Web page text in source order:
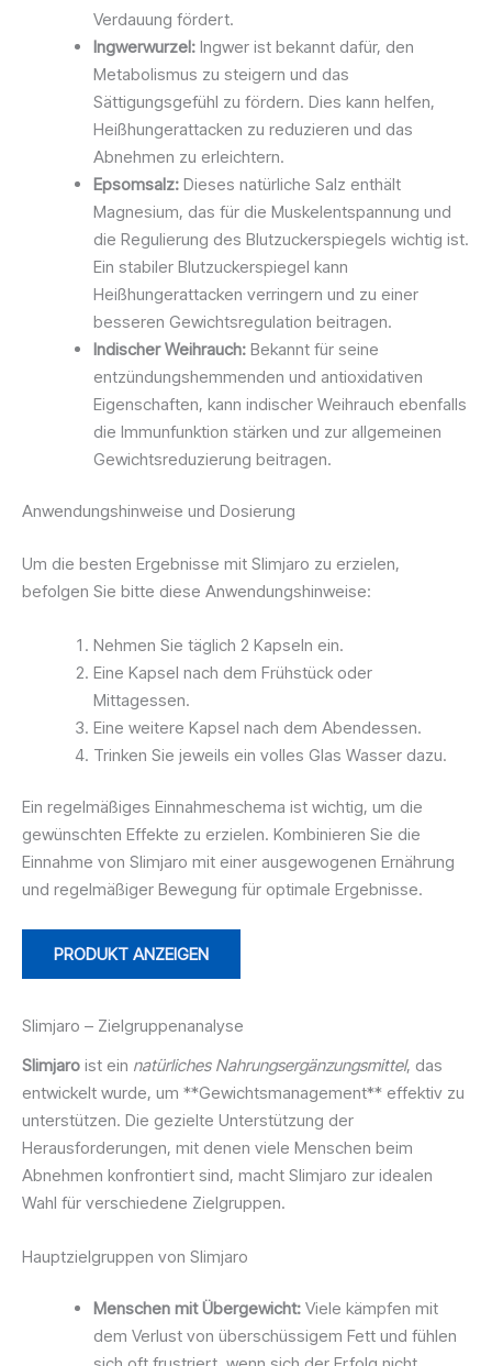
Verdauung fördert.
Ingwerwurzel: Ingwer ist bekannt dafür, den
Metabolismus zu steigern und das
Sättigungsgefühl zu fördern. Dies kann helfen,
Heißhungerattacken zu reduzieren und das
Abnehmen zu erleichtern.
Epsomsalz: Dieses natürliche Salz enthält
Magnesium, das für die Muskelentspannung und
die Regulierung des Blutzuckerspiegels wichtig ist.
Ein stabiler Blutzuckerspiegel kann
Heißhungerattacken verringern und zu einer
besseren Gewichtsregulation beitragen.
Indischer Weihrauch: Bekannt für seine
entzündungshemmenden und antioxidativen
Eigenschaften, kann indischer Weihrauch ebenfalls
die Immunfunktion stärken und zur allgemeinen
Gewichtsreduzierung beitragen.
Anwendungshinweise und Dosierung
Um die besten Ergebnisse mit Slimjaro zu erzielen,
befolgen Sie bitte diese Anwendungshinweise:
Nehmen Sie täglich 2 Kapseln ein.
Eine Kapsel nach dem Frühstück oder
Mittagessen.
Eine weitere Kapsel nach dem Abendessen.
Trinken Sie jeweils ein volles Glas Wasser dazu.
Ein regelmäßiges Einnahmeschema ist wichtig, um die
gewünschten Effekte zu erzielen. Kombinieren Sie die
Einnahme von Slimjaro mit einer ausgewogenen Ernährung
und regelmäßiger Bewegung für optimale Ergebnisse.
PRODUKT ANZEIGEN
Slimjaro – Zielgruppenanalyse
Slimjaro ist ein natürliches Nahrungsergänzungsmittel, das
entwickelt wurde, um **Gewichtsmanagement** effektiv zu
unterstützen. Die gezielte Unterstützung der
Herausforderungen, mit denen viele Menschen beim
Abnehmen konfrontiert sind, macht Slimjaro zur idealen
Wahl für verschiedene Zielgruppen.
Hauptzielgruppen von Slimjaro
Menschen mit Übergewicht: Viele kämpfen mit
dem Verlust von überschüssigem Fett und fühlen